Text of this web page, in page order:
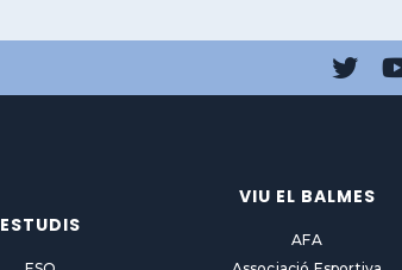
ESTUDIS
VIU EL BALMES
AFA